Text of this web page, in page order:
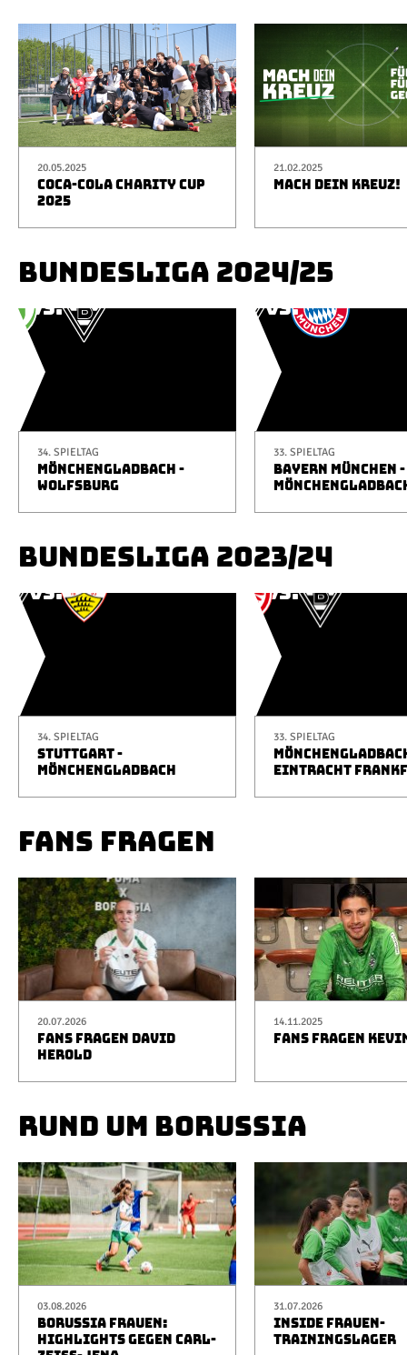
20.05.2025
COCA-COLA CHARITY CUP
2025
21.02.2025
MACH DEIN KREUZ!
BUNDESLIGA 2024/25
34. SPIELTAG
MÖNCHENGLADBACH -
WOLFSBURG
33. SPIELTAG
BAYERN MÜNCHEN -
BUNDESLIGA 2023/24
34. SPIELTAG
STUTTGART -
MÖNCHENGLADBACH
33. SPIELTAG
EINTRACHT
FANS FRAGEN
20.07.2026
FANS FRAGEN DAVID
HEROLD
14.11.2025
FANS FRAGEN
RUND UM BORUSSIA
03.08.2026
BORUSSIA FRAUEN:
HIGHLIGHTS GEGEN CARL-
31.07.2026
INSIDE FRAUEN-
TRAININGSLAGER